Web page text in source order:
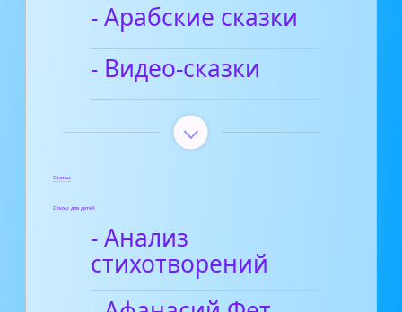
- Арабские сказки
- Видео-сказки
Статьи
Стихи для детей
- Анализ
стихотворений